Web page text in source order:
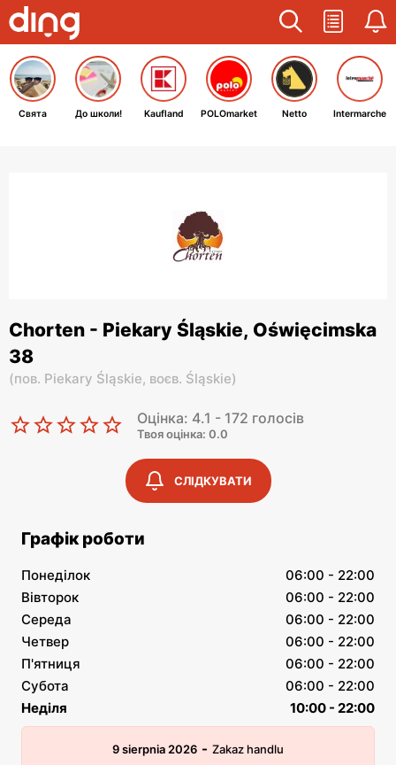
Свята До школи! Kaufland POLOmarket Netto Intermarche
Chorten - Piekary Śląskie, Oświęcimska
38
(пов. Piekary Śląskie, воєв. Śląskie)
Оцінка: 4.1 - 172 голосів
Твоя оцінка: 0.0
СЛІДКУВАТИ
Графік роботи
Понеділок
06:00 - 22:00
Вівторок
06:00 - 22:00
Середа
06:00 - 22:00
Четвер
06:00 - 22:00
П'ятниця
06:00 - 22:00
Субота
06:00 - 22:00
Неділя
10:00 - 22:00
9 sierpnia 2026 - Zakaz handlu